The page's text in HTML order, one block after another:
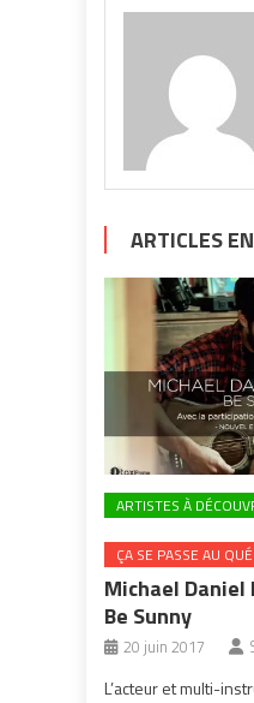
ARTICLES
ARTISTES À
ÇA SE PASSE AU
Michael
Be Sunny
20 juin 2017
L’acteur et multi-